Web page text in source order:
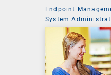
Endpoint
System